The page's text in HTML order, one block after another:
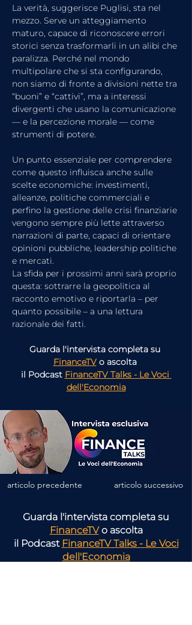
La verità, suggerisce Puglisi, sta nel
mezzo. Serve un atteggiamento
maturo, capace di riconoscere errori
storici senza trasformarli in un alibi che
paralizza. Perché nel mondo
multipolare che si sta configurando,
non siamo di fronte a divisioni nette tra
“buoni” e “cattivi”, ma a interessi
divergenti che usano la comunicazione
— e la percezione morale — come
strumenti di potere.
Un punto essenziale per comprendere
come questo influisca anche sulle
scelte economiche: investimenti,
alleanze, politiche commerciali e
perfino la gestione delle crisi finanziarie
vengono sempre più lette attraverso
narrazioni di parte, capaci di orientare
opinioni pubbliche, leadership politiche
e mercati.
La sfida per i prossimi anni sarà proprio
questa: sottrarre la geopolitica al
racconto emotivo e riportarla – per
quanto possibile – a una lettura
razionale dei fatti.
Guarda l'intervista completa su
FinanceTV o ascolta
il Podcast FinanceTV Talks - Le Voci
dell'Economia
articolo precedente articolo successivo
Guarda l'intervista completa su
FinanceTVo ascolta
il Podcast FinanceTV Talks - Le Voci
dell'Economia